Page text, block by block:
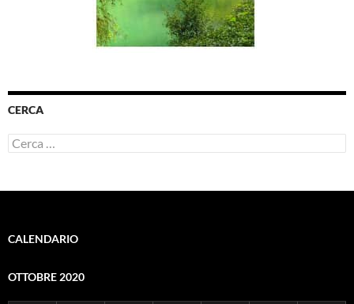
CERCA
Ricerca
per:
CALENDARIO
OTTOBRE 2020